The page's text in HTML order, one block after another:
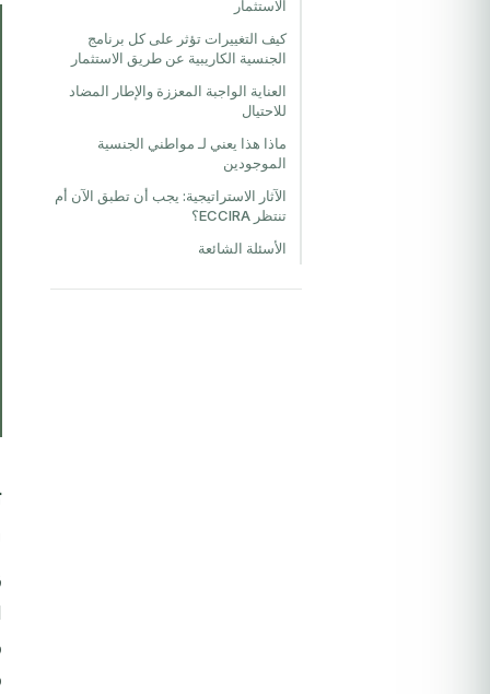
الاستثمار
كيف التغييرات تؤثر على كل برنامج
الجنسية الكاريبية عن طريق الاستثمار
العناية الواجبة المعززة والإطار المضاد
للاحتيال
ماذا هذا يعني لـ مواطني الجنسية
الموجودين
الآثار الاستراتيجية: يجب أن تطبق الآن أم
تنتظر ECCIRA؟
الأسئلة الشائعة